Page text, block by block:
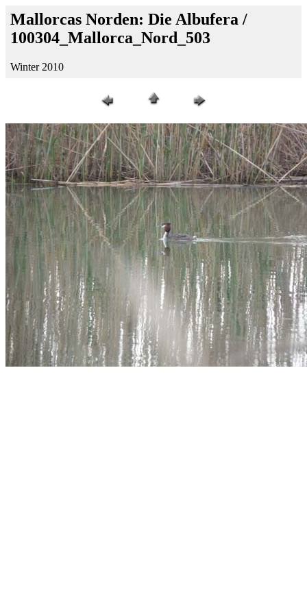
Mallorcas Norden: Die Albufera /
100304_Mallorca_Nord_503
Winter 2010